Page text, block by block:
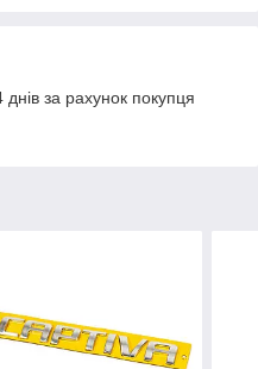
за рахунок покупця